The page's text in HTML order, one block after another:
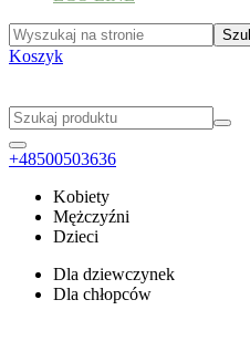
Koszyk
+48500503636
Kobiety
Mężczyźni
Dzieci
Dla dziewczynek
Dla chłopców